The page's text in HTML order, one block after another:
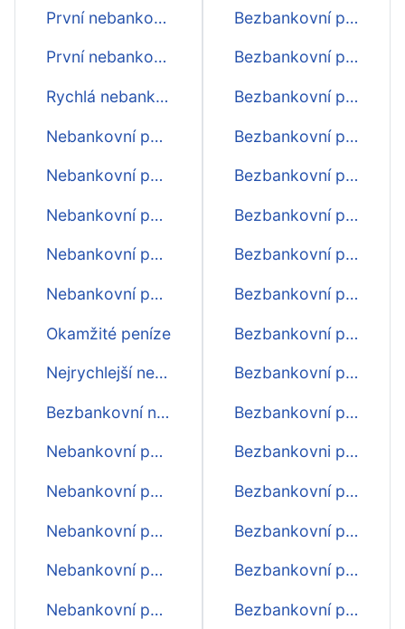
První nebankovní půjčky zdarma
První nebankovní půjčka zdarma
Rychlá nebankovní půjčka přes internet
Nebankovní půjčky pro OSVČ
Nebankovní půjčky přes sms
Nebankovní půjčka na měsíc
Nebankovní půjčka s nejnižším úrokem
Nebankovní půjčky
Okamžité peníze
Nejrychlejší nebankovní půjčka
Bezbankovní nebankovní půjčky
Nebankovní půjčka do 15 minut
Nebankovní půjčka do 5 minut
Nebankovní půjčka 5 000 Kč
Nebankovní půjčka 10 000 Kč
Nebankovní půjčka 2 000 Kč
Bezbankovní půjčka 10000
Bezbankovní půjčka 9000
Bezbankovní půjčka 8000
Bezbankovní půjčka 7000
Bezbankovní půjčka 6000
Bezbankovní půjčka 5000
Bezbankovní půjčka 4000
Bezbankovní půjčka 3000
Bezbankovní půjčka 500
Bezbankovní půjčka 2000
Bezbankovní půjčka 1000
Bezbankovni pujcka
Bezbankovní půjčka
Bezbankovní půjčka před výplatou
Bezbankovní půjčka do výplaty
Bezbankovní půjčka ihned na účet